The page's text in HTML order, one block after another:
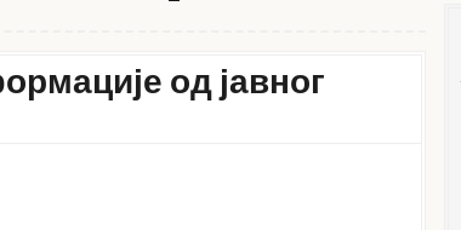
од јавног